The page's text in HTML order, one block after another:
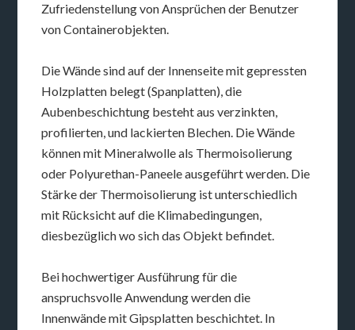
Zufriedenstellung von Ansprüchen der Benutzer
von Containerobjekten.
Die Wände sind auf der Innenseite mit gepressten
Holzplatten belegt (Spanplatten), die
Aubenbeschichtung besteht aus verzinkten,
profilierten, und lackierten Blechen. Die Wände
können mit Mineralwolle als Thermoisolierung
oder Polyurethan-Paneele ausgeführt werden. Die
Stärke der Thermoisolierung ist unterschiedlich
mit Rücksicht auf die Klimabedingungen,
diesbezüglich wo sich das Objekt befindet.
Bei hochwertiger Ausführung für die
anspruchsvolle Anwendung werden die
Innenwände mit Gipsplatten beschichtet. In